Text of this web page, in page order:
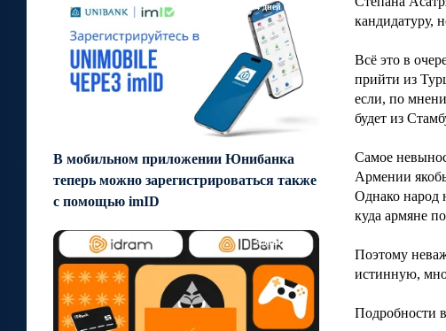
В мобильном приложении Юнибанка
теперь можно зарегистрироваться также
с помощью imID
4 дней назад
7 дней назад
кандидатуру,
Всё это в
прийти из
если, по
будет из
Самое
Армении
Однако народ
куда армяне
Поэтому
истинную,
Подробности